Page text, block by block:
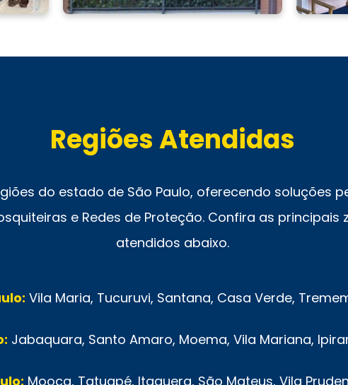
Regiões Atendidas
do estado de São Paulo, oferecendo soluções
e Redes de Proteção. Confira as principais
atendidos abaixo.
Vila Maria, Tucuruvi, Santana, Casa Verde,
Jabaquara, Santo Amaro, Moema, Vila Mariana,
Mooca, Tatuapé, Itaquera, São Mateus, Vila